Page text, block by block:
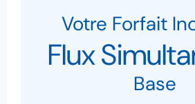
Votre Forfait
Flux
Base